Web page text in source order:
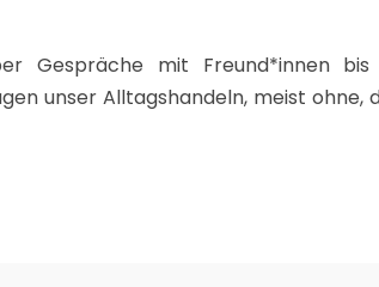
Gespräche mit Freund*innen
unser Alltagshandeln, meist ohne,